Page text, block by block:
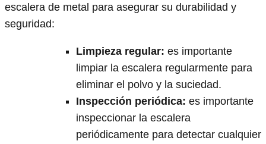
escalera de metal para asegurar su durabilidad y
seguridad:
Limpieza regular: es importante
limpiar la escalera regularmente para
eliminar el polvo y la suciedad.
Inspección periódica: es importante
inspeccionar la escalera
periódicamente para detectar cualquier